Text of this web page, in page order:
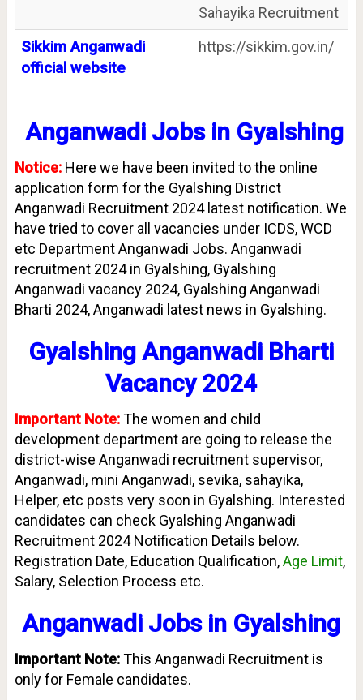
Sahayika Recruitment
Sikkim Anganwadi
official website
https://sikkim.gov.in/
Anganwadi Jobs in Gyalshing
Notice: Here we have been invited to the online
application form for the Gyalshing District
Anganwadi Recruitment 2024 latest notification. We
have tried to cover all vacancies under ICDS, WCD
etc Department Anganwadi Jobs. Anganwadi
recruitment 2024 in Gyalshing, Gyalshing
Anganwadi vacancy 2024, Gyalshing Anganwadi
Bharti 2024, Anganwadi latest news in Gyalshing.
Gyalshing Anganwadi Bharti
Vacancy 2024
Important Note: The women and child
development department are going to release the
district-wise Anganwadi recruitment supervisor,
Anganwadi, mini Anganwadi, sevika, sahayika,
Helper, etc posts very soon in Gyalshing. Interested
candidates can check Gyalshing Anganwadi
Recruitment 2024 Notification Details below.
Registration Date, Education Qualification,Age Limit,
Salary, Selection Process etc.
Anganwadi Jobs in Gyalshing
Important Note:This Anganwadi Recruitment is
only for Female candidates.